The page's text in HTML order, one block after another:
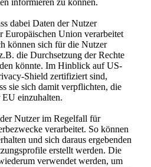
dabei Daten der Nutzer
Europäischen Union verarbeitet
können sich für die Nutzer
die Durchsetzung der Rechte
könnte. Im Hinblick auf US-
Shield zertifiziert sind,
sie sich damit verpflichten, die
EU einzuhalten.
Nutzer im Regelfall für
verarbeitet. So können
und sich daraus ergebenden
erstellt werden. Die
verwendet werden, um